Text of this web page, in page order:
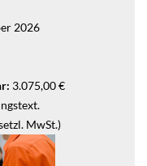
2026
3.075,00 €
MwSt.)